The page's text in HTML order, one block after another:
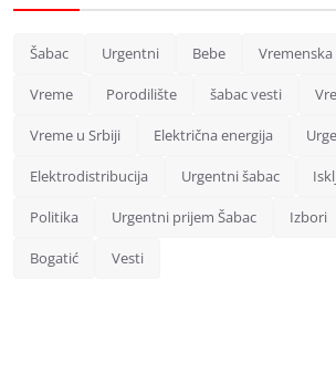
Šabac Urgentni Bebe
Vreme Porodilište šabac vesti
Vreme u Srbiji Električna energija
Elektrodistribucija Urgentni šabac
Politika Urgentni prijem Šabac Izbori
Bogatić Vesti